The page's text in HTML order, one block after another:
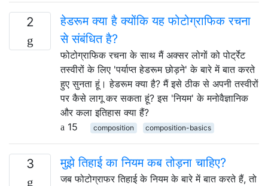
2
हेडरूम क्या है क्योंकि यह फोटोग्राफिक रचना
से संबंधित है?
फोटोग्राफिक रचना के साथ मैं अक्सर लोगों को पोर्ट्रेट
तस्वीरों के लिए 'पर्याप्त हेडरूम छोड़ने' के बारे में बात करते
हुए सुनता हूं। हेडरूम क्या है? मैं इसे ठीक से अपनी तस्वीरों
पर कैसे लागू कर सकता हूं? इस 'नियम' के मनोवैज्ञानिक
और कला इतिहास क्या हैं?
15
composition composition-basics
3 मुझे तिहाई का नियम कब तोड़ना चाहिए?
जब फोटोग्राफर तिहाई के नियम के बारे में बात करते हैं, तो